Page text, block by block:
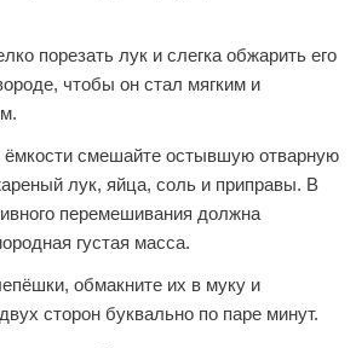
порезать лук и слегка обжарить его
чтобы он стал мягким и
ёмкости смешайте остывшую отварную
лук, яйца, соль и приправы. В
перемешивания должна
густая масса.
обмакните их в муку и
сторон буквально по паре минут.